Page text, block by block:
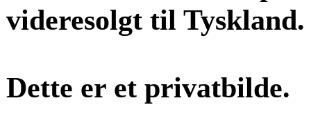
videresolgt til Tyskland.
Dette er et privatbilde.